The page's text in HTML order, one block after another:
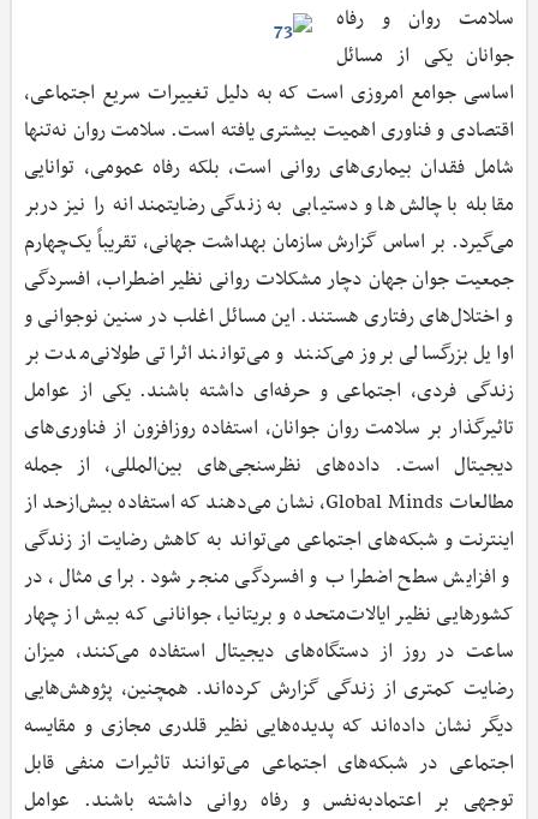
سلامت روان و رفاه
جوانان یکی از مسائل
اساسی جوامع امروزی است که به دلیل تغییرات سریع اجتماعی،
اقتصادی و فناوری اهمیت بیشتری یافته است. سلامت روان نه‌تنها
شامل فقدان بیماری‌های روانی است، بلکه رفاه عمومی، توانایی
مقابله با چالش‌ها و دستیابی به زندگی رضایتمندانه را نیز دربر
می‌گیرد. بر اساس گزارش سازمان بهداشت جهانی، تقریباً یک‌چهارم
جمعیت جوان جهان دچار مشکلات روانی نظیر اضطراب، افسردگی
و اختلال‌های رفتاری هستند. این مسائل اغلب در سنین نوجوانی و
اوایل بزرگسالی بروز می‌کنند و می‌توانند اثراتی طولانی‌مدت بر
زندگی فردی، اجتماعی و حرفه‌ای داشته باشند. یکی از عوامل
تاثیرگذار بر سلامت روان جوانان، استفاده روزافزون از فناوری‌های
دیجیتال است. داده‌های نظرسنجی‌های بین‌المللی، از جمله
مطالعات Global Minds، نشان می‌دهند که استفاده بیش‌از‌حد از
اینترنت و شبکه‌های اجتماعی می‌تواند به کاهش رضایت از زندگی
و افزایش سطح اضطراب و افسردگی منجر شود. برای مثال، در
کشورهایی نظیر ایالات‌متحده و بریتانیا، جوانانی که بیش از چهار
ساعت در روز از دستگاه‌های دیجیتال استفاده می‌کنند، میزان
رضایت کمتری از زندگی گزارش کرده‌اند. همچنین، پژوهش‌هایی
دیگر نشان داده‌اند که پدیده‌هایی نظیر قلدری مجازی و مقایسه
اجتماعی در شبکه‌های اجتماعی می‌توانند تاثیرات منفی قابل
توجهی بر اعتمادبه‌نفس و رفاه روانی داشته باشند. عوامل